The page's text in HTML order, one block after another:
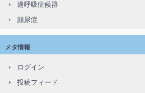
過呼吸症候群
頻尿症
メタ情報
ログイン
投稿フィード